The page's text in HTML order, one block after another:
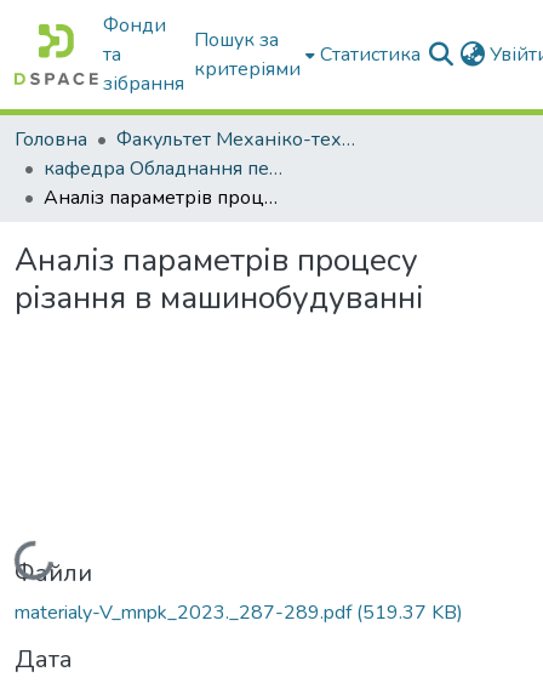
Фонди
та
зібрання
Пошук за
критеріями
Статистика
Головна
Факультет Механіко-технологічний
кафедра Обладнання переробних і харчових виробництв ім. професора Ф.Ю. Ялпачика
Аналіз параметрів процесу різання в машинобудуванні
Аналіз параметрів процесу
різання в машинобудуванні
Вантажиться...
Файли
materialy-V_mnpk_2023._287-289.pdf(519.37 KB)
Дата